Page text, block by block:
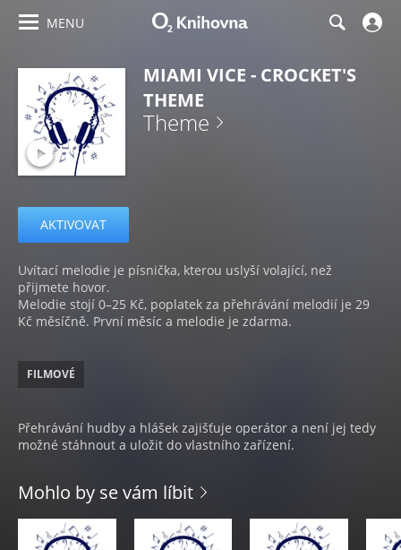
MENU
MIAMI VICE - CROCKET'S
THEME
Theme
AKTIVOVAT
Uvítací melodie je písnička, kterou uslyší volající, než
přijmete hovor.
Melodie stojí 0–25 Kč, poplatek za přehrávání melodií je 29
Kč měsíčně. První měsíc a melodie je zdarma.
FILMOVÉ
Přehrávání hudby a hlášek zajišťuje operátor a není jej tedy
možné stáhnout a uložit do vlastního zařízení.
Mohlo by se vám líbit